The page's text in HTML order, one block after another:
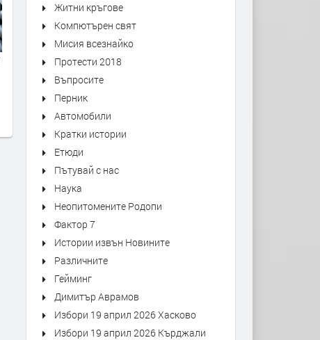
Първо издание на „Записки по
българските въстания“ от 1892
г. може да се види в архива на
Кърджали
преди 6 дни
Житни кръгове
Компютърен свят
Мисия всезнайко
Протести 2018
Въпросите
Перник
Автомобили
Кратки истории
Етюди
Пътувай с нас
Наука
Неопитомените Родопи
Фактор 7
Истории извън Новините
Различните
Гейминг
Димитър Аврамов
Избори 19 април 2026 Хасково
Избори 19 април 2026 Кърджали